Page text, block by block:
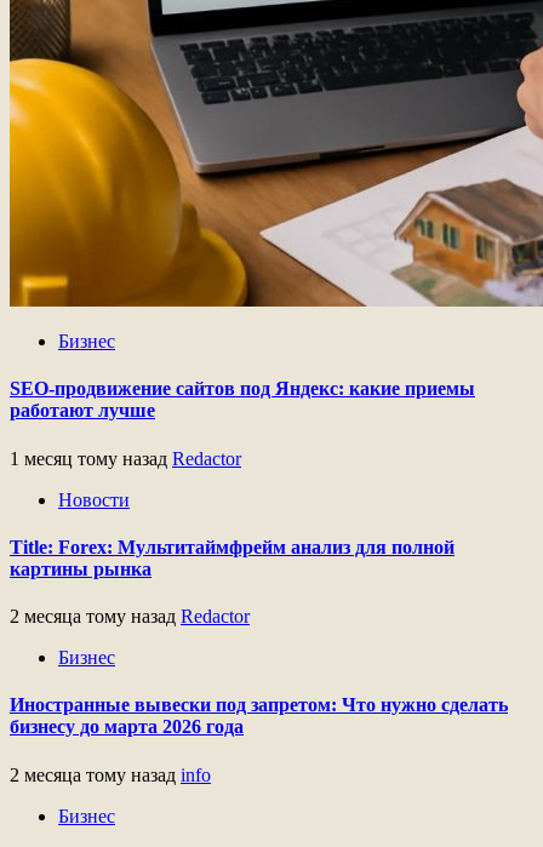
Бизнес
SEO-продвижение сайтов под Яндекс: какие приемы
работают лучше
1 месяц тому назад Redactor
Новости
Title: Forex: Мультитаймфрейм анализ для полной
картины рынка
2 месяца тому назад Redactor
Бизнес
Иностранные вывески под запретом: Что нужно сделать
бизнесу до марта 2026 года
2 месяца тому назад info
Бизнес